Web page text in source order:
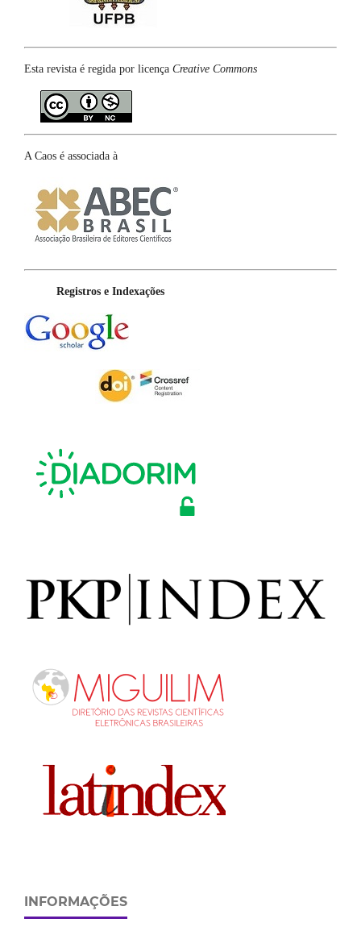
Esta revista é regida por licença Creative Commons
A Caos é associada à
Registros e Indexações
INFORMAÇÕES